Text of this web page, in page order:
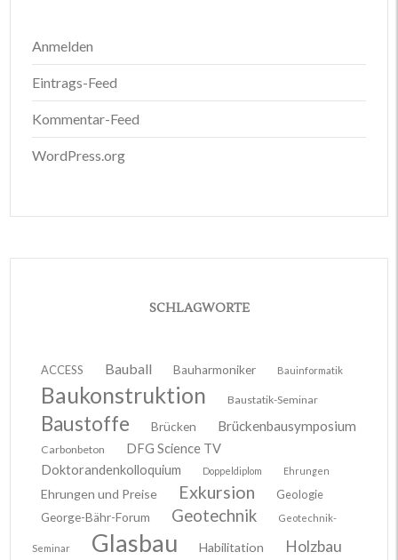
Anmelden
Eintrags-Feed
Kommentar-Feed
WordPress.org
SCHLAGWORTE
ACCESS Bauball Bauharmoniker Bauinformatik
Baukonstruktion Baustatik-Seminar
Baustoffe Brücken Brückenbausymposium
Carbonbeton
DFG Science TV
Doktorandenkolloquium
Doppeldiplom Ehrungen
Ehrungen und Preise Exkursion
Geologie
George-Bähr-Forum
Geotechnik Geotechnik-
Seminar Glasbau Habilitation Holzbau